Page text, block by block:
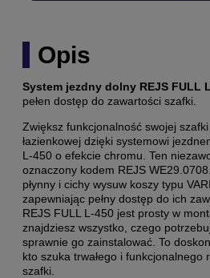
Opis
System jezdny dolny REJS FULL
pełen dostęp do zawartości szafki.
Zwiększ funkcjonalność swojej
łazienkowej dzięki systemowi
L-450 o efekcie chromu. Ten
oznaczony kodem REJS
płynny i cichy wysuw koszy typu
zapewniając pełny dostęp do ich
REJS FULL L-450 jest prosty w
znajdziesz wszystko, czego
sprawnie go zainstalować. To
kto szuka trwałego i funkcjonalnego
szafki.